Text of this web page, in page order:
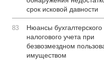
срок исковой давности
83
Нюансы бухгалтерского
налогового учета при
безвозмездном
имуществом